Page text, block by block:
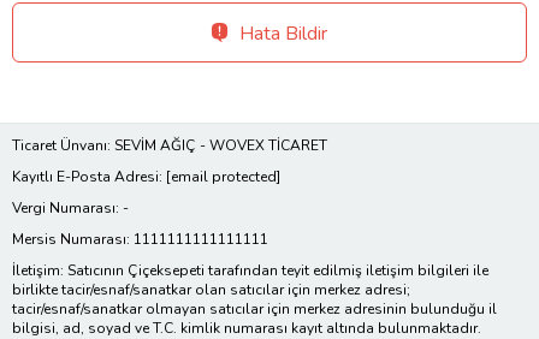
Hata Bildir
Ticaret Ünvanı: SEVİM AĞIÇ - WOVEX TİCARET
Kayıtlı E-Posta Adresi: [email protected]
Vergi Numarası: -
Mersis Numarası: 1111111111111111
İletişim: Satıcının Çiçeksepeti tarafından teyit edilmiş iletişim bilgileri ile
birlikte tacir/esnaf/sanatkar olan satıcılar için merkez adresi;
tacir/esnaf/sanatkar olmayan satıcılar için merkez adresinin bulunduğu il
bilgisi, ad, soyad ve T.C. kimlik numarası kayıt altında bulunmaktadır.